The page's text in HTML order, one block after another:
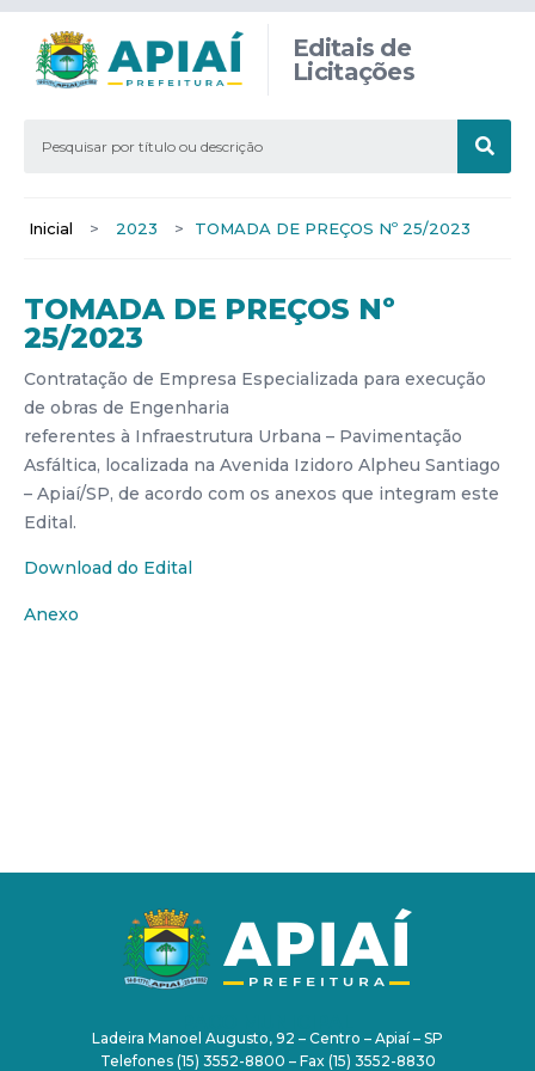
Editais de
Licitações
Inicial > 2023 > TOMADA DE PREÇOS Nº 25/2023
TOMADA DE PREÇOS Nº
25/2023
Contratação de Empresa Especializada para execução
de obras de Engenharia
referentes à Infraestrutura Urbana – Pavimentação
Asfáltica, localizada na Avenida Izidoro Alpheu Santiago
– Apiaí/SP, de acordo com os anexos que integram este
Edital.
Download do Edital
Anexo
Ladeira Manoel Augusto, 92 – Centro – Apiaí – SP
Telefones (15) 3552-8800 – Fax (15) 3552-8830